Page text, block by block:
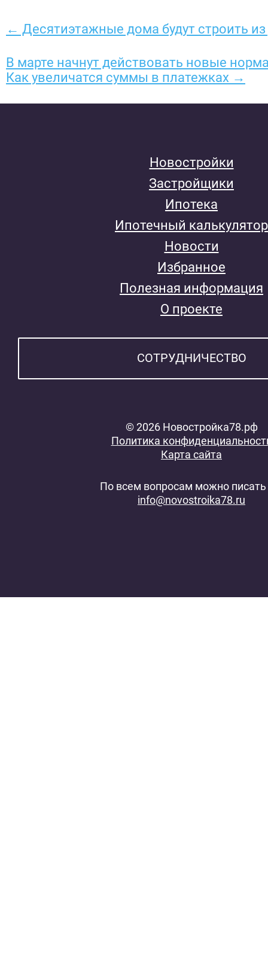
← Десятиэтажные дома будут строить
В марте начнут действовать новые
Как увеличатся суммы в платежках →
Новостройки
Застройщики
Ипотека
Ипотечный калькулятор
Новости
Избранное
Полезная информация
О проекте
СОТРУДНИЧЕСТВО
© 2026 Новостройка78.рф
Политика
Карта сайта
По всем вопросам можно писать
info@novostroika78.ru